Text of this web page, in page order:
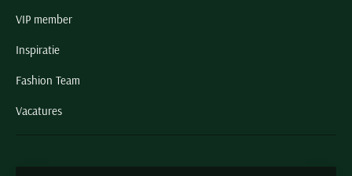
VIP member
Inspiratie
Fashion Team
Vacatures